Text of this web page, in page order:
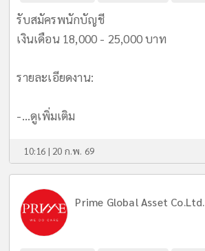
รับสมัครพนักบัญชี
เงินเดือน 18,000 - 25,000 บาท
รายละเอียดงาน:
-...ดูเพิ่มเติม
10:16 | 20 ก.พ. 69
Prime Global Asset Co.Ltd.